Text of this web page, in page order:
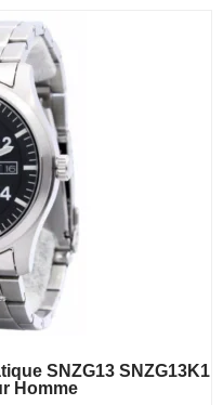
SNZG13 SNZG13K1
Homme